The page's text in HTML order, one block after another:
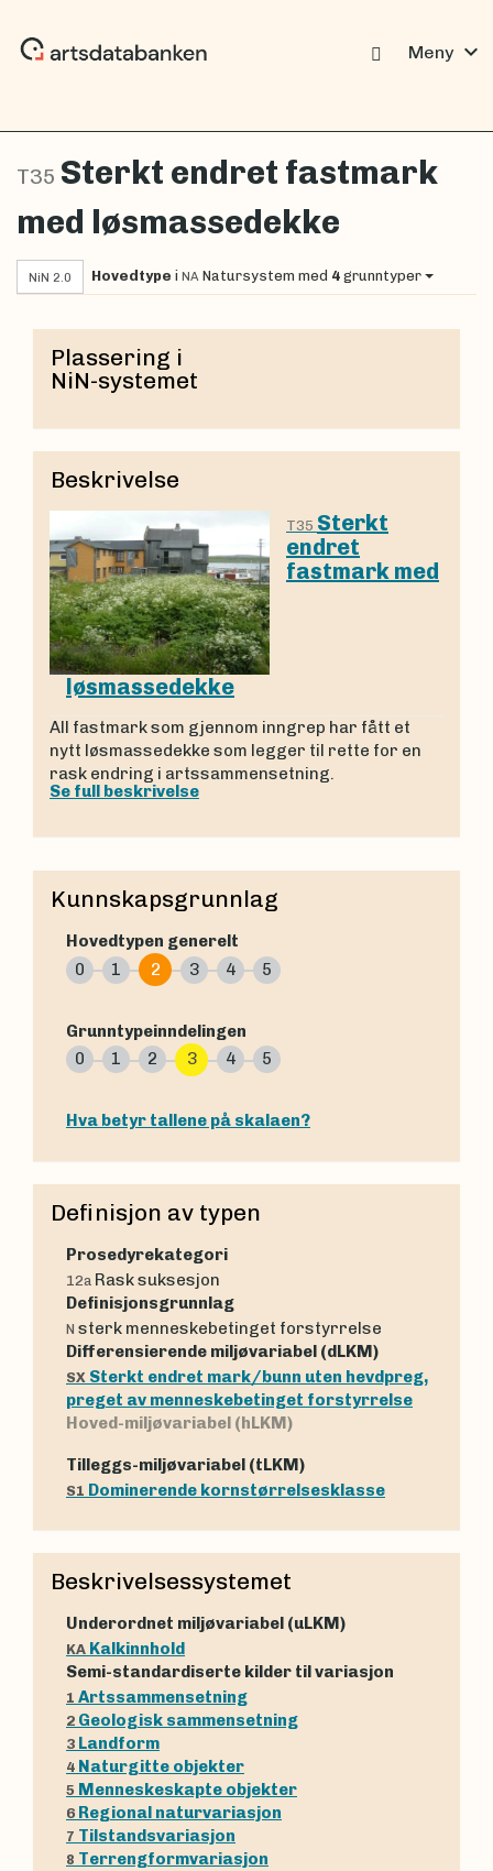
Meny expand_more
T35 Sterkt endret fastmark
med løsmassedekke
NiN 2.0 Hovedtype i NA Natursystem med 4 grunntyper
Plassering i
NiN-systemet
Beskrivelse
T35 Sterkt
endret
fastmark med
løsmassedekke
All fastmark som gjennom inngrep har fått et
nytt løsmassedekke som legger til rette for en
rask endring i artssammensetning.
Se full beskrivelse
Kunnskapsgrunnlag
Hovedtypen generelt
0
1 2 3 4 5
Grunntypeinndelingen
0
1 2 3 4 5
Hva betyr tallene på skalaen?
Definisjon av typen
Prosedyrekategori
12a Rask suksesjon
Definisjonsgrunnlag
N sterk menneskebetinget forstyrrelse
Differensierende miljøvariabel (dLKM)
SX Sterkt endret mark/bunn uten hevdpreg,
preget av menneskebetinget forstyrrelse
Hoved-miljøvariabel (hLKM)
Tilleggs-miljøvariabel (tLKM)
S1 Dominerende kornstørrelsesklasse
Beskrivelsessystemet
Underordnet miljøvariabel (uLKM)
KA Kalkinnhold
Semi-standardiserte kilder til variasjon
1 Artssammensetning
2 Geologisk sammensetning
3 Landform
4 Naturgitte objekter
5 Menneskeskapte objekter
6 Regional naturvariasjon
7 Tilstandsvariasjon
8 Terrengformvariasjon